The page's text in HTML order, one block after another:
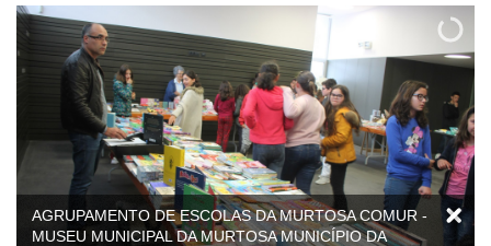
AGRUPAMENTO DE ESCOLAS DA MURTOSA COMUR -
MUSEU MUNICIPAL DA MURTOSA MUNICÍPIO DA